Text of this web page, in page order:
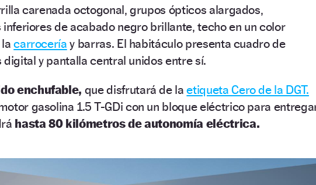
carenada octogonal, grupos ópticos alargados,
de acabado negro brillante, techo en un color
lacarrocería y barras. El habitáculo presenta cuadro de
y pantalla central unidos entre sí.
enchufable, que disfrutará de laetiqueta Cero de la DGT.
gasolina 1.5 T-GDi con un bloque eléctrico para
hasta 80 kilómetros de autonomía eléctrica.